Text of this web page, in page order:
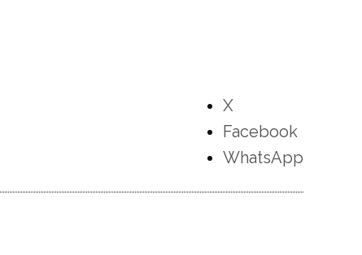
X
Facebook
WhatsApp